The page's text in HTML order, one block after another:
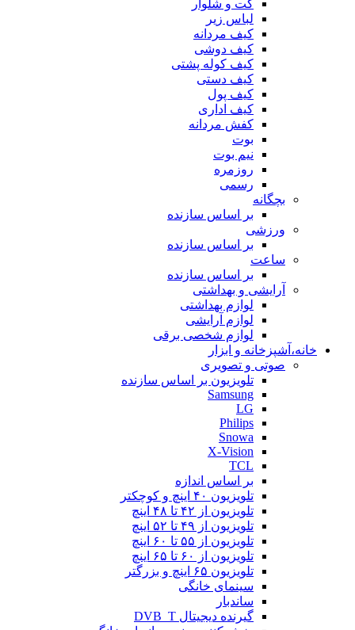
کت و شلوار
لباس زیر
کیف مردانه
کیف دوشی
کیف کوله پشتی
کیف دستی
کیف پول
کیف اداری
کفش مردانه
بوت
نیم بوت
روزمره
رسمی
بچگانه
بر اساس سازنده
ورزشی
بر اساس سازنده
ساعت
بر اساس سازنده
آرایشی و بهداشتی
لوازم بهداشتی
لوازم آرایشی
لوازم شخصی برقی
خانه،آشپزخانه و ابزار
صوتی و تصویری
تلویزیون بر اساس سازنده
Samsung
LG
Philips
Snowa
X-Vision
TCL
بر اساس اندازه
تلویزیون ۴۰ اینچ و کوچکتر
تلویزیون از ۴۲ تا ۴۸ اینچ
تلویزیون از ۴۹ تا ۵۲ اینچ
تلویزیون از ۵۵ تا ۶۰ اینچ
تلویزیون از ۶۰ تا ۶۵ اینچ
تلویزیون ۶۵ اینچ و بزرگتر
سینمای خانگی
ساندبار
گیرنده دیجیتال DVB_T